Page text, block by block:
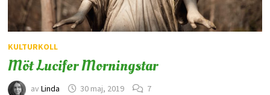
KULTURKOLL
Möt Lucifer Morningstar
av Linda 30 maj, 2019 7